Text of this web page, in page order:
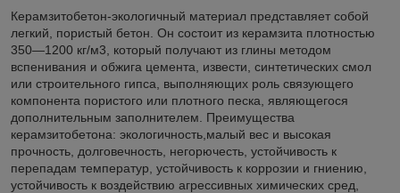
Керамзитобетон-экологичный материал представляет собой
легкий, пористый бетон. Он состоит из керамзита плотностью
350—1200 кг/м3 , который получают из глины методом
вспенивания и обжига цемента, извести, синтетических смол
или строительного гипса, выполняющих роль связующего
компонента пористого или плотного песка, являющегося
дополнительным заполнителем. Преимущества
керамзитобетона: экологичность,малый вес и высокая
прочность, долговечность, негорючесть, устойчивость к
перепадам температур, устойчивость к коррозии и гниению,
устойчивость к воздействию агрессивных химических сред,